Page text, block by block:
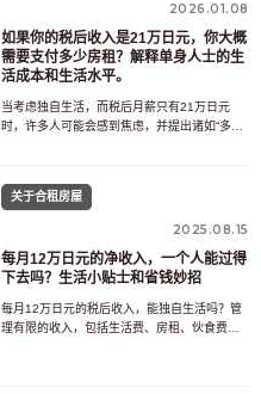
2026.01.08
如果你的税后收入是21万日元，你大概
需要支付多少房租？解释单身人士的生
活成本和生活水平。
当考虑独自生活，而税后月薪只有21万日元
时，许多人可能会感到焦虑，并提出诸如“多少
租设定不当，人们很容易发现自己入不敷出，
每个月都捉襟见肘。另一方面，如果能合理分
关于合租房屋
2025.08.15
每月12万日元的净收入，一个人能过得
下去吗？生活小贴士和省钱妙招
每月12万日元的税后收入，能独自生活吗？管
理有限的收入，包括生活费、房租、伙食费和